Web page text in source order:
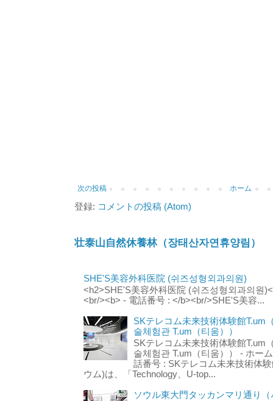
次の投稿 ホーム
登録: コメントの投稿 (Atom)
壮泰山自然休養林（장태산자연휴양림）
SHE'S美容外科医院 (쉬즈성형외과의원)
<h2>SHE'S美容外科医院 (쉬즈성형외과의원
<br/><b> - 電話番号 : </b><br/>SHE'S美容...
SKテレコム未来技術体験館T.um
술체험관 T.um（티움））
SKテレコム未来技術体験館T.um
술체험관 T.um（티움）） - ホー
話番号 : SKテレコム未来技術体
ウム)は、「Technology、U-top...
ソウル東大門タッカンマリ通り